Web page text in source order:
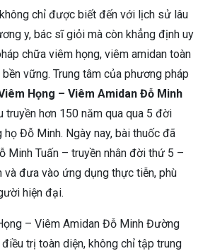
chỉ được biết đến với lịch sử lâu
y, bác sĩ giỏi mà còn khẳng định uy
chữa viêm họng, viêm amidan toàn
vững. Trung tâm của phương pháp
Họng – Viêm Amidan Đỗ Minh
truyền hơn 150 năm qua qua 5 đời
họ Đỗ Minh. Ngày nay, bài thuốc đã
Minh Tuấn – truyền nhân đời thứ 5 –
và đưa vào ứng dụng thực tiễn, phù
hiện đại.
– Viêm Amidan Đỗ Minh Đường
trị toàn diện, không chỉ tập trung